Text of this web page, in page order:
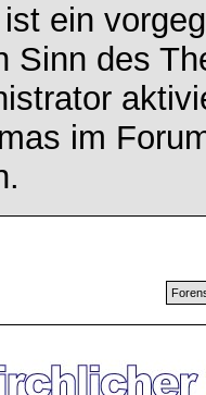
ein
Sinn des
im